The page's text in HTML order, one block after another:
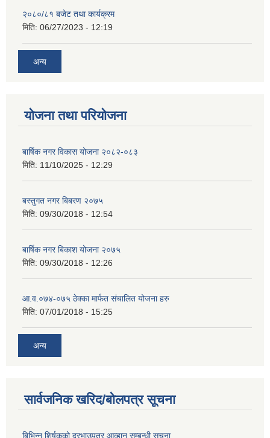
२०८०/८१ बजेट तथा कार्यक्रम
मिति: 06/27/2023 - 12:19
अन्य
योजना तथा परियोजना
बार्षिक नगर विकास योजना २०८२-०८३
मिति: 11/10/2025 - 12:29
बस्तुगत नगर बिबरण २०७५
मिति: 09/30/2018 - 12:54
बार्षिक नगर बिकाश योजना २०७५
मिति: 09/30/2018 - 12:26
आ.व.०७४-०७५ ठेक्का मार्फत संचालित योजना हरु
मिति: 07/01/2018 - 15:25
अन्य
सार्वजनिक खरिद/बोलपत्र सूचना
बिभिन्‍न शिर्षकको दरभाउपत्र आव्हान सम्बन्धी सूचना